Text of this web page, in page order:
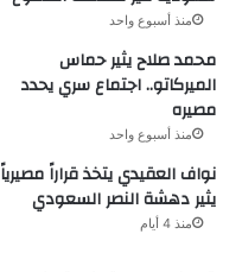
منذ أسبوع واحد
محمد صلاح يثير حماس
الميركاتو.. اجتماع سري يحدد
مصيره
منذ أسبوع واحد
نواف العقيدي يتخذ قراراً مصيرياً
يثير دهشة النصر السعودي
منذ 4 أيام